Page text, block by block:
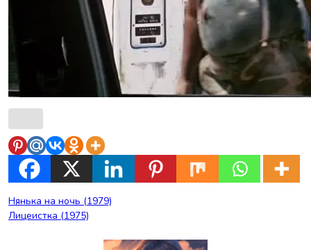
Навигация
по
Нянька на ночь (1979)
Лицеистка (1975)